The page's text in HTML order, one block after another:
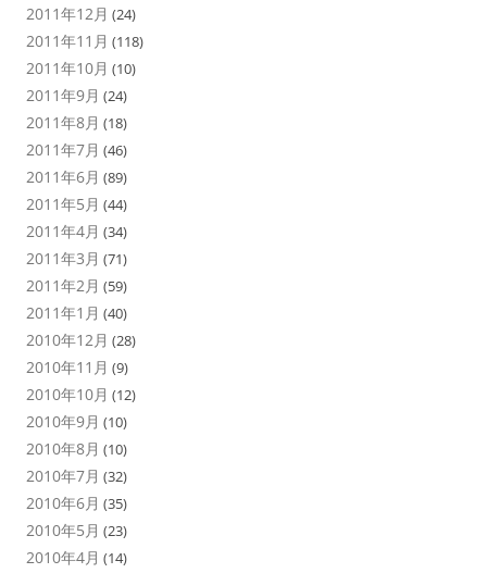
2011年12月 (24)
2011年11月 (118)
2011年10月 (10)
2011年9月 (24)
2011年8月 (18)
2011年7月 (46)
2011年6月 (89)
2011年5月 (44)
2011年4月 (34)
2011年3月 (71)
2011年2月 (59)
2011年1月 (40)
2010年12月 (28)
2010年11月 (9)
2010年10月 (12)
2010年9月 (10)
2010年8月 (10)
2010年7月 (32)
2010年6月 (35)
2010年5月 (23)
2010年4月 (14)